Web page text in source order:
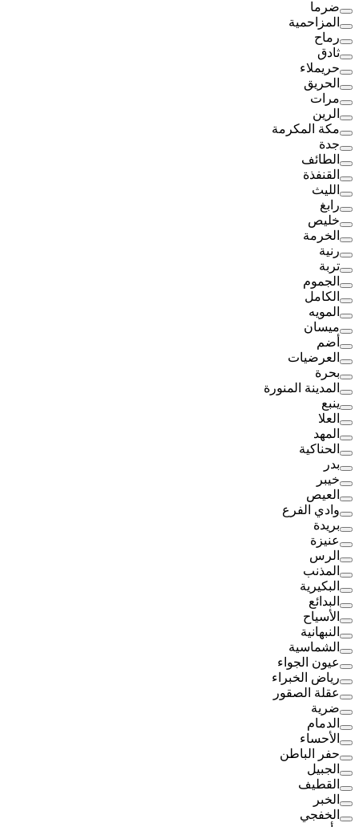
ضرما
المزاحمية
رماح
ثادق
حريملاء
الحريق
مرات
الرين
مكة المكرمة
جدة
الطائف
القنفذة
الليث
رابغ
خليص
الخرمة
رنية
تربة
الجموم
الكامل
المويه
ميسان
أضم
العرضيات
بحرة
المدينة المنورة
ينبع
العلا
المهد
الحناكية
بدر
خيبر
العيص
وادي الفرع
بريدة
عنيزة
الرس
المذنب
البكيرية
البدائع
الأسياح
النبهانية
الشماسية
عيون الجواء
رياض الخبراء
عقلة الصقور
ضرية
الدمام
الأحساء
حفر الباطن
الجبيل
القطيف
الخبر
الخفجي